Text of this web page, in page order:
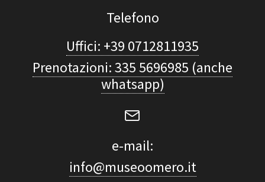
Telefono
Uffici: +39 0712811935
Prenotazioni: 335 5696985 (anche
whatsapp)
e-mail:
info@museoomero.it